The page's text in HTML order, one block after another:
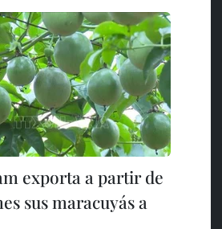
exporta a partir de
sus maracuyás a